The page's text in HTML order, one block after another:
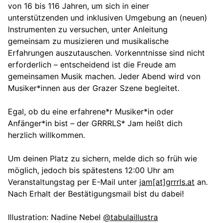
von 16 bis 116 Jahren, um sich in einer
unterstützenden und inklusiven Umgebung an (neuen)
Instrumenten zu versuchen, unter Anleitung
gemeinsam zu musizieren und musikalische
Erfahrungen auszutauschen. Vorkenntnisse sind nicht
erforderlich – entscheidend ist die Freude am
gemeinsamen Musik machen. Jeder Abend wird von
Musiker*innen aus der Grazer Szene begleitet.
Egal, ob du eine erfahrene*r Musiker*in oder
Anfänger*in bist – der GRRRLS* Jam heißt dich
herzlich willkommen.
Um deinen Platz zu sichern, melde dich so früh wie
möglich, jedoch bis spätestens 12:00 Uhr am
Veranstaltungstag per E-Mail unter jam[at]grrrls.at an.
Nach Erhalt der Bestätigungsmail bist du dabei!
Illustration: Nadine Nebel @tabulaillustra